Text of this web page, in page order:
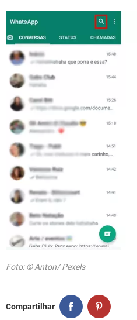
Foto: © Anton/ Pexels
Compartilhar